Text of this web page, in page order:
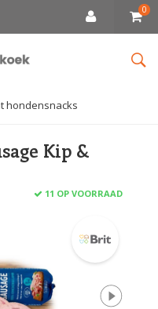
0
hondensnacks
Kip &
11 OP VOORRAAD